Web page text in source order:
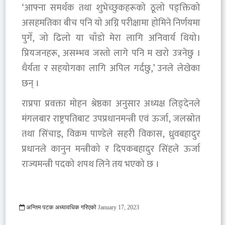
‘आफ्ना समर्थक तथा शुभेच्छुकहरूको ठूलो पङ्क्तिको
असहमतिका बीच पनि यो अग्नि परीक्षामा होमिने निर्णयमा
पुगेँ, जो ढिलो या चाँडो मेरा लागि अनिवार्य थियो।
प्रियजनहरू, असम्भव जस्तो लागे पनि म खरो उत्रनेछु ।
धैर्यता र सहयोगका लागि अपिल गर्दछु,’ उनले लेखेका
छन् ।
राप्रपा प्रवक्ता मोहन श्रेष्ठका अनुसार अध्यक्ष लिङ्देनले
मंगलबार राष्ट्रपतिबाट उपप्रधानमन्त्री एवं ऊर्जा, जलस्रोत
तथा सिंचाइ, विक्रम पाण्डेले सहरी विकास, ध्रुवबहादुर
प्रधानले कानुन मन्त्रीको र दिपकबहादुर सिंहले ऊर्जा
राज्यमन्त्री पदको शपथ लिने तय भएको छ ।
अन्तिम पटक अध्यावधिक गरिएको January 17, 2023